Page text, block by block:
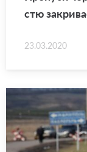
стю
23.03.2020